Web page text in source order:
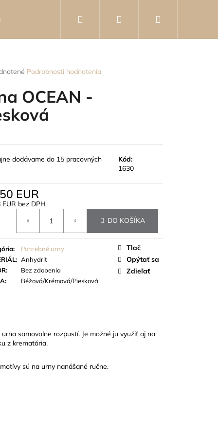
Poradca Kontakty
Prihlásenie
Podrobnosti hodnotenia
OCEAN -
dodávame do 15 pracovných
Kód:
1630
EUR
EUR bez DPH
DO KOŠÍKA
:
Pohrebné urny
: Anhydrit
:
Bez zdobenia
: Béžová/Krémová/Piesková
Tlač
Opýtať sa
Zdieľať
samovoľne rozpustí. Je možné ju využiť aj na
z krematória.
sú na urny nanášané ručne.
KOVOVÁ BROŠŇA V